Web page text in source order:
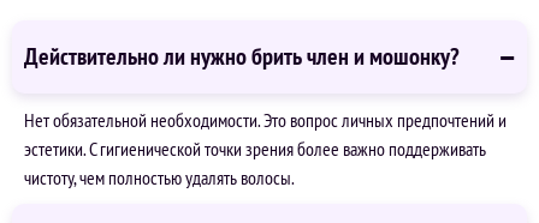
Действительно ли нужно брить член и мошонку?
Нет обязательной необходимости. Это вопрос личных предпочтений и
эстетики. С гигиенической точки зрения более важно поддерживать
чистоту, чем полностью удалять волосы.